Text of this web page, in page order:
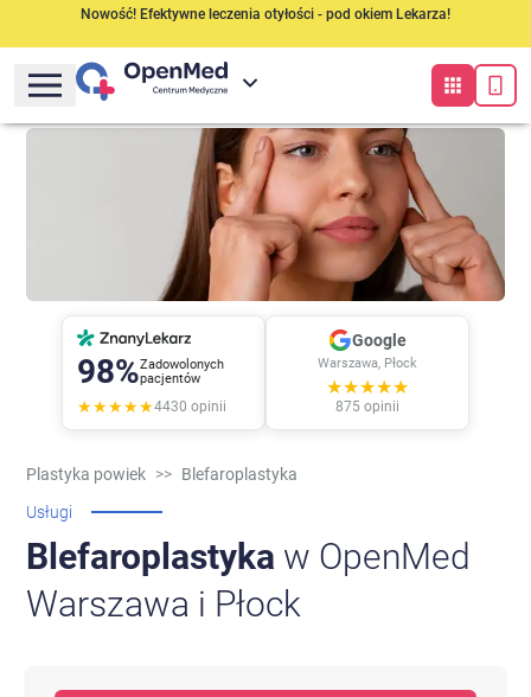
Nowość! Efektywne leczenia otyłości - pod okiem Lekarza!
98%Zadowolonych
pacjentów
★★★★★4430 opinii
Google
Warszawa, Płock
★★★★★
875 opinii
Plastyka powiek >> Blefaroplastyka
Usługi
Blefaroplastyka w OpenMed
Warszawa i Płock